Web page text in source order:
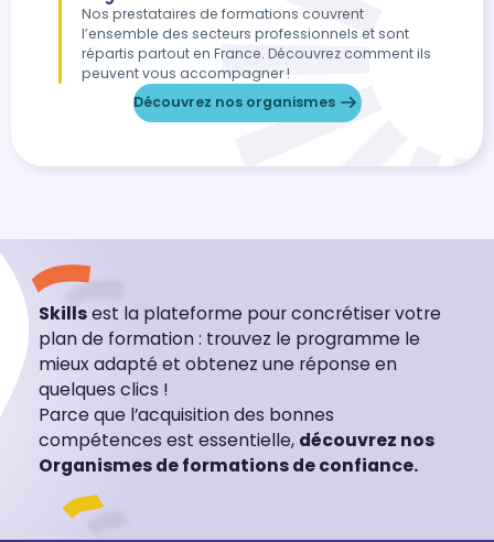
Nos prestataires de formations couvrent
l’ensemble des secteurs professionnels et sont
répartis partout en France. Découvrez comment ils
peuvent vous accompagner !
Découvrez nos organismes
Skillsest la plateforme pour concrétiser votre
plan de formation : trouvez le programme le
mieux adapté et obtenez une réponse en
quelques clics !
Parce que l’acquisition des bonnes
compétences est essentielle, découvrez nos
Organismes de formations de confiance.